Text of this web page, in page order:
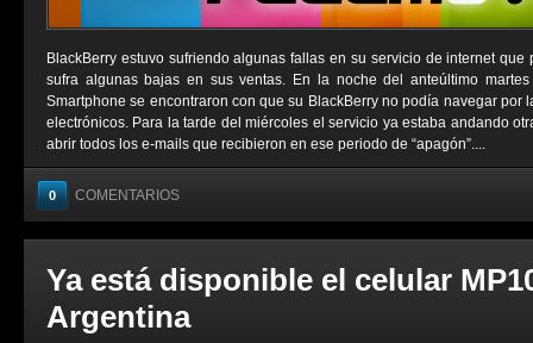
BlackBerry estuvo sufriendo algunas fallas en su servicio de internet
sufra algunas bajas en sus ventas. En la noche del anteúltimo
Smartphone se encontraron con que su BlackBerry no podía navegar por
electrónicos. Para la tarde del miércoles el servicio ya estaba andando
abrir todos los e-mails que recibieron en ese periodo de “apagón”....
0 COMENTARIOS
Ya está disponible el celular
Argentina